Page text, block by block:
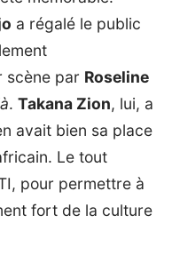
a régalé le public
scène par Roseline
. Takana Zion, lui, a
avait bien sa place
Le tout
pour permettre à
fort de la culture